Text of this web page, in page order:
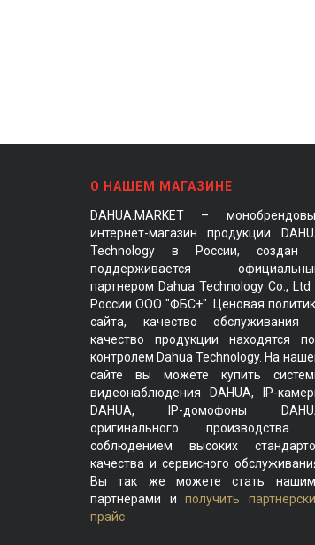
О НАШЕМ МАГАЗИНЕ
DAHUA.MARKET –
интернет-магазин продукции
Technology в России, создан
поддерживается
партнером Dahua Technology Co., Ltd
России ООО "ФБС+". Ценовая
сайта, качество обслуживания
качество продукции находятся
контролем Dahua Technology. На
сайте вы можете купить
видеонаблюдения DAHUA, IP-
DAHUA, IP-домофоны
оригинального производства
соблюдением высоких
качества и сервисного
Вы так же можете стать
партнерами и получить
прайс